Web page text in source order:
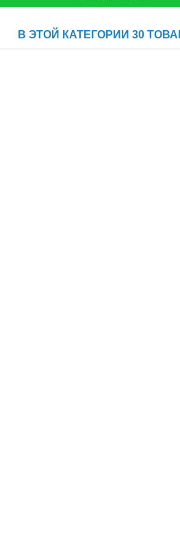
В ЭТОЙ КАТЕГОРИИ 30